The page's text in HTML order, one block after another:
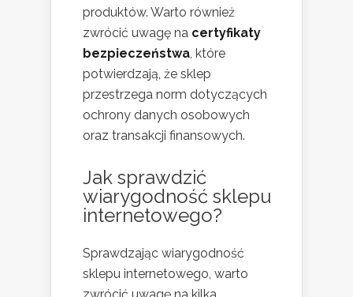
produktów. Warto również
zwrócić uwagę na certyfikaty
bezpieczeństwa , które
potwierdzają, że sklep
przestrzega norm dotyczących
ochrony danych osobowych
oraz transakcji finansowych.
Jak sprawdzić
wiarygodność sklepu
internetowego?
Sprawdzając wiarygodność
sklepu internetowego, warto
zwrócić uwagę na kilka